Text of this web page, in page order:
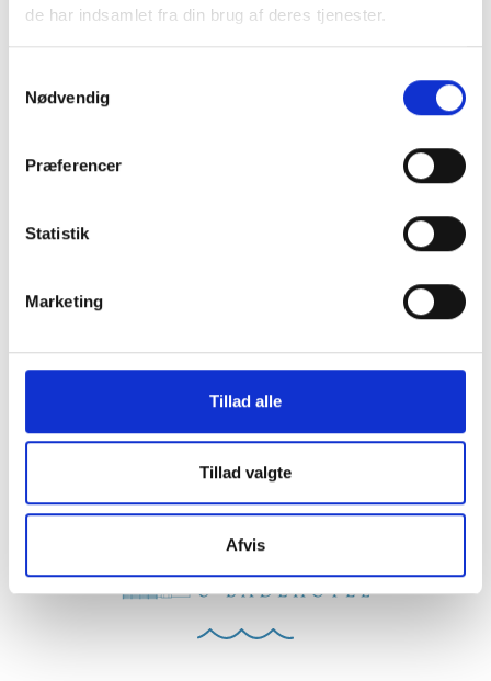
de har indsamlet fra din brug af deres tjenester.
Nødvendig
Præferencer
Statistik
Marketing
Tillad alle
Tillad valgte
Afvis